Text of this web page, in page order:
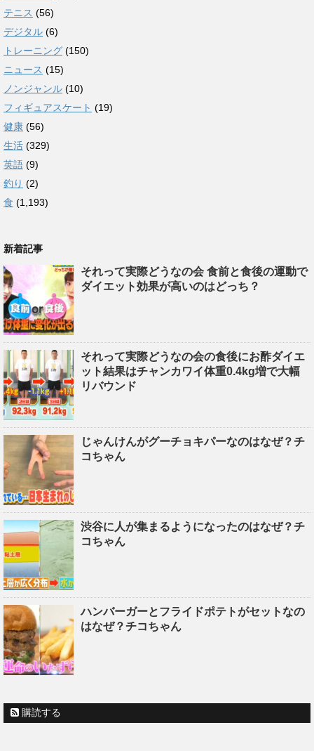
テニス (56)
デジタル (6)
トレーニング (150)
ニュース (15)
ノンジャンル (10)
フィギュアスケート (19)
健康 (56)
生活 (329)
英語 (9)
釣り (2)
食 (1,193)
新着記事
それって実際どうなの会 食前と食後の運動で
ダイエット効果が高いのはどっち？
それって実際どうなの会の食後にお酢ダイエ
ット結果はチャンカワイ体重0.4kg増で大幅
リバウンド
じゃんけんがグーチョキパーなのはなぜ？チ
コちゃん
渋谷に人が集まるようになったのはなぜ？チ
コちゃん
ハンバーガーとフライドポテトがセットなの
はなぜ？チコちゃん
購読する